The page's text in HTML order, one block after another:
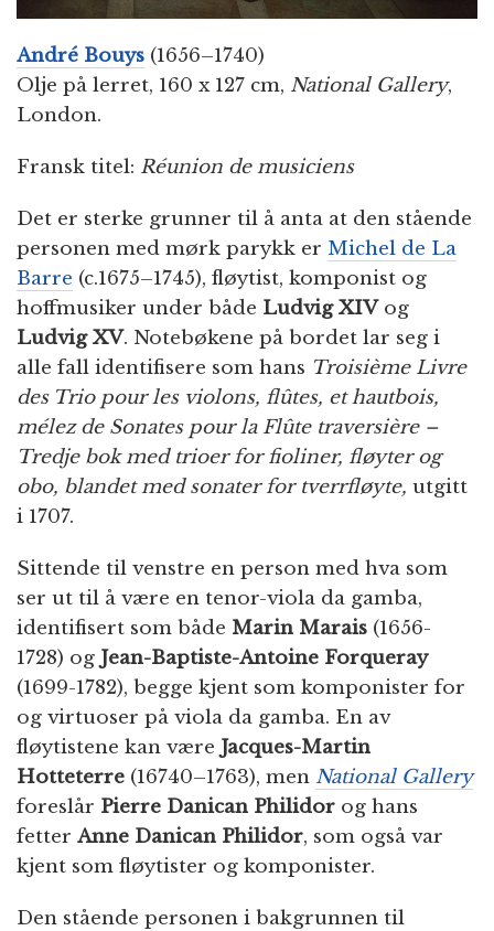
André Bouys (1656–1740)
Olje på lerret, 160 x 127 cm, National Gallery,
London.
Fransk titel: Réunion de musiciens
Det er sterke grunner til å anta at den stående
personen med mørk parykk er Michel de La
Barre (c.1675–1745), fløytist, komponist og
hoffmusiker under både Ludvig XIVog
Ludvig XV. Notebøkene på bordet lar seg i
alle fall identifisere som hans Troisième Livre
des Trio pour les violons, flûtes, et hautbois,
mélez de Sonates pour la Flûte traversière –
Tredje bok med trioer for fioliner, fløyter og
obo, blandet med sonater for tverrfløyte, utgitt
i 1707.
Sittende til venstre en person med hva som
ser ut til å være en tenor-viola da gamba,
identifisert som både Marin Marais (1656-
1728) og Jean-Baptiste-Antoine Forqueray
(1699-1782), begge kjent som komponister for
og virtuoser på viola da gamba. En av
fløytistene kan være Jacques-Martin
Hotteterre (16740–1763), men National Gallery
foreslår Pierre Danican Philidor og hans
fetter Anne Danican Philidor, som også var
kjent som fløytister og komponister.
Den stående personen i bakgrunnen til